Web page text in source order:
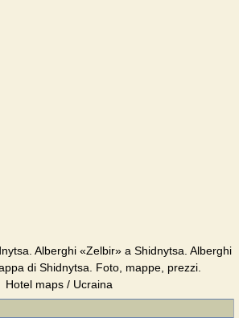
Alberghi «Zelbir» a Shidnytsa. Alberghi
di Shidnytsa. Foto, mappe, prezzi.
Hotel maps / Ucraina